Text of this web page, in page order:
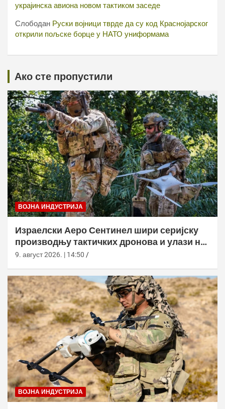
украјинска авиона новом тактиком заседе
Слободан Руски војници тврде да су код Краснојарског
открили пољске борце у НАТО униформама
Ако сте пропустили
ВОЈНА ИНДУСТРИЈА
Израелски Аеро Сентинел шири серијску
производњу тактичких дронова и улази на
нова тржишта
9. август 2026. | 14:50
ВОЈНА ИНДУСТРИЈА